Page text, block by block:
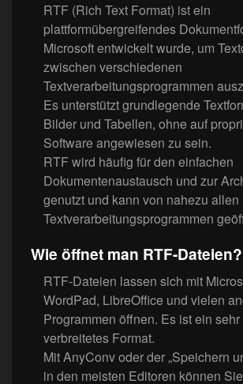
RTF (Rich Text Format) ist ein
plattformübergreifendes
Microsoft entwickelt wurde, um
zwischen verschiedenen
Textverarbeitungsprogrammen
Es unterstützt grundlegende
Bilder und Tabellen, ohne auf
Software angewiesen zu sein.
RTF wird häufig für den einfachen
Dokumentenaustausch und zur
genutzt und kann von nahezu allen
Textverarbeitungsprogrammen
Wie öffnet man RTF-Dateien?
RTF-Dateien lassen sich mit
WordPad, LibreOffice und vielen
Programmen öffnen. Es ist ein
verbreitetes Format.
Mit AnyConv oder der „Speichern
in den meisten Editoren können